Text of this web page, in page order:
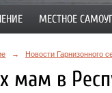
МЕСТНОЕ
→ Новости Гарнизонного
мам в